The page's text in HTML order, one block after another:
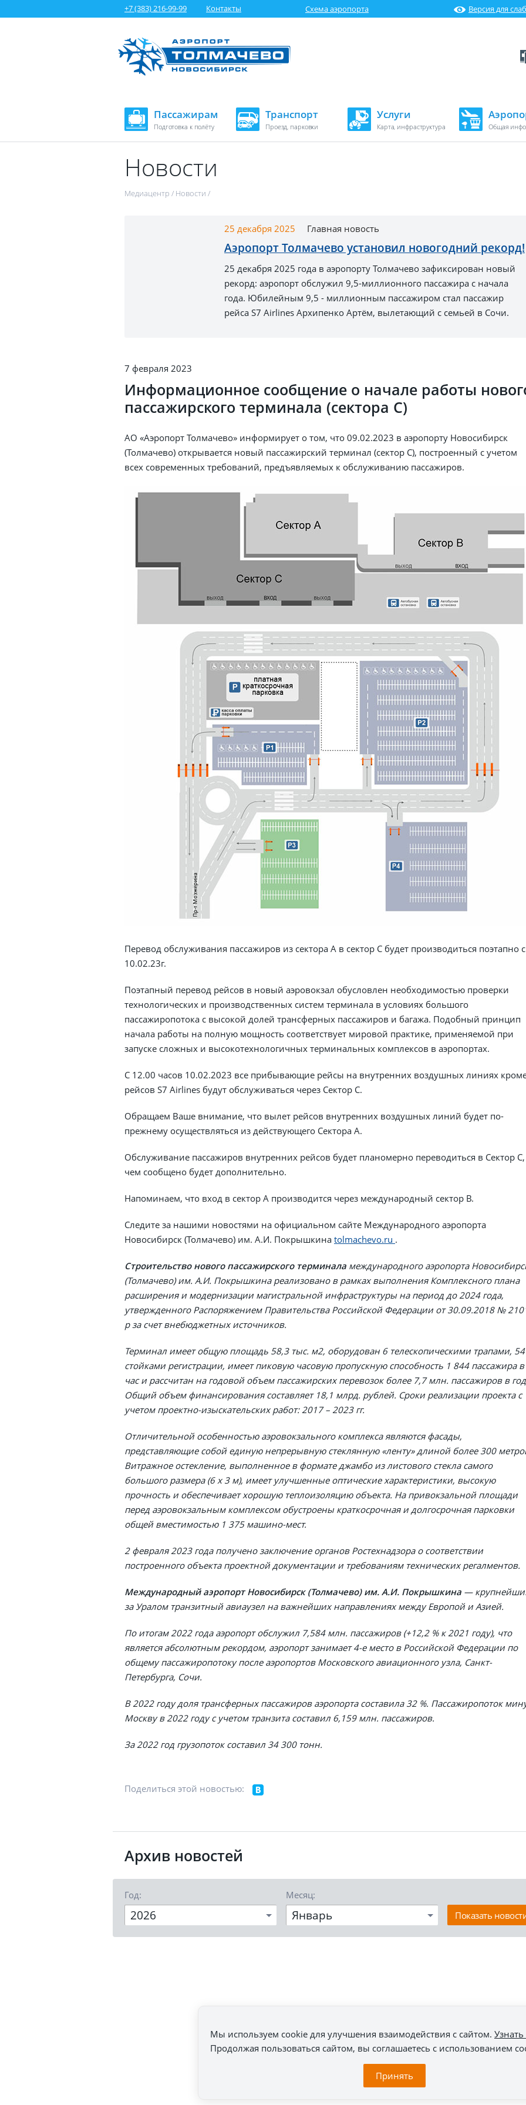
+7 (383) 216-99-99 Контакты Схема аэропорта Версия для
Пассажирам
Подготовка к полёту
Транспорт
Проезд, парковки
Услуги
Карта, инфраструктура Общая
Новости
Медиацентр / Новости /
25 декабря 2025 Главная новость
Аэропорт Толмачево установил новогодний рекорд!
25 декабря 2025 года в аэропорту Толмачево зафиксирован новый
рекорд: аэропорт обслужил 9,5-миллионного пассажира с начала
года. Юбилейным 9,5 - миллионным пассажиром стал пассажир
рейса S7 Airlines Архипенко Артём, вылетающий с семьей в Сочи.
7 февраля 2023
Информационное сообщение о начале работы
пассажирского терминала (сектора С)
АО «Аэропорт Толмачево» информирует о том, что 09.02.2023 в аэропорту Новосибирск
(Толмачево) открывается новый пассажирский терминал (сектор С), построенный с учетом
всех современных требований, предъявляемых к обслуживанию пассажиров.
Перевод обслуживания пассажиров из сектора А в сектор С будет производиться поэтапно с
10.02.23г.
Поэтапный перевод рейсов в новый аэровокзал обусловлен необходимостью проверки
технологических и производственных систем терминала в условиях большого
пассажиропотока с высокой долей трансферных пассажиров и багажа. Подобный принцип
начала работы на полную мощность соответствует мировой практике, применяемой при
запуске сложных и высокотехнологичных терминальных комплексов в аэропортах.
С 12.00 часов 10.02.2023 все прибывающие рейсы на внутренних воздушных линиях
рейсов S7 Airlines будут обслуживаться через Сектор С.
Обращаем Ваше внимание, что вылет рейсов внутренних воздушных линий будет по-
прежнему осуществляться из действующего Сектора А.
Обслуживание пассажиров внутренних рейсов будет планомерно переводиться в Сектор
чем сообщено будет дополнительно.
Напоминаем, что вход в сектор А производится через международный сектор В.
Следите за нашими новостями на официальном сайте Международного аэропорта
Новосибирск (Толмачево) им. А.И. Покрышкина tolmachevo.ru .
Строительство нового пассажирского терминала международного аэропорта
(Толмачево) им. А.И. Покрышкина реализовано в рамках выполнения Комплексного плана
расширения и модернизации магистральной инфраструктуры на период до 2024 года,
утвержденного Распоряжением Правительства Российской Федерации от 30.09.2018 №
р за счет внебюджетных источников.
Терминал имеет общую площадь 58,3 тыс. м2, оборудован 6 телескопическими трапами, 54
стойками регистрации, имеет пиковую часовую пропускную способность 1 844 пассажира в
час и рассчитан на годовой объем пассажирских перевозок более 7,7 млн. пассажиров в
Общий объем финансирования составляет 18,1 млрд. рублей. Сроки реализации проекта с
учетом проектно-изыскательских работ: 2017 – 2023 гг.
Отличительной особенностью аэровокзального комплекса являются фасады,
представляющие собой единую непрерывную стеклянную «ленту» длиной более 300
Витражное остекление, выполненное в формате джамбо из листового стекла самого
большого размера (6 х 3 м), имеет улучшенные оптические характеристики, высокую
прочность и обеспечивает хорошую теплоизоляцию объекта. На привокзальной площади
перед аэровокзальным комплексом обустроены краткосрочная и долгосрочная парковки
общей вместимостью 1 375 машино-мест.
2 февраля 2023 года получено заключение органов Ростехнадзора о соответствии
построенного объекта проектной документации и требованиям технических регалментов.
Международный аэропорт Новосибирск (Толмачево) им. А.И. Покрышкина —
за Уралом транзитный авиаузел на важнейших направлениях между Европой и Азией.
По итогам 2022 года аэропорт обслужил 7,584 млн. пассажиров (+12,2 % к 2021 году), что
является абсолютным рекордом, аэропорт занимает 4-е место в Российской Федерации по
общему пассажиропотоку после аэропортов Московского авиационного узла, Санкт-
Петербурга, Сочи.
В 2022 году доля трансферных пассажиров аэропорта составила 32 %. Пассажиропоток
Москву в 2022 году с учетом транзита составил 6,159 млн. пассажиров.
За 2022 год грузопоток составил 34 300 тонн.
Поделиться этой новостью:
Архив новостей
Год:
2026
Месяц:
Январь Показать
Мы используем cookie для улучшения взаимодействия с сайтом.
Продолжая пользоваться сайтом, вы соглашаетесь с использованием
Принять